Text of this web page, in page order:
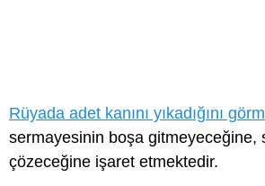
Rüyada adet kanını yıkadığını
sermayesinin boşa gitmeyeceğine,
çözeceğine işaret etmektedir.